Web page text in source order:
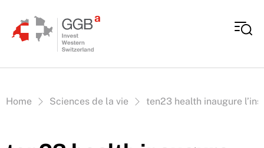
Vous êtes ici:
Home Sciences de la vie ten23 health inaugure